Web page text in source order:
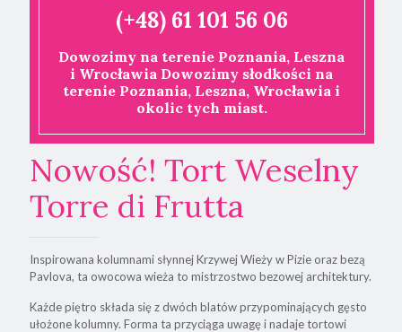
(+48) 61 101 56 06
Dowozimy na terenie Poznania, Leszna
i Wrocławia Dowozimy słodkości na
terenie Poznania, Leszna, Wrocławia i
okolic tych miast.
Nowość! Tort Weselny
Torre di Frutta
Inspirowana kolumnami słynnej Krzywej Wieży w Pizie oraz bezą
Pavlova, ta owocowa wieża to mistrzostwo bezowej architektury.
Każde piętro składa się z dwóch blatów przypominających gęsto
ułożone kolumny. Forma ta przyciąga uwagę i nadaje tortowi